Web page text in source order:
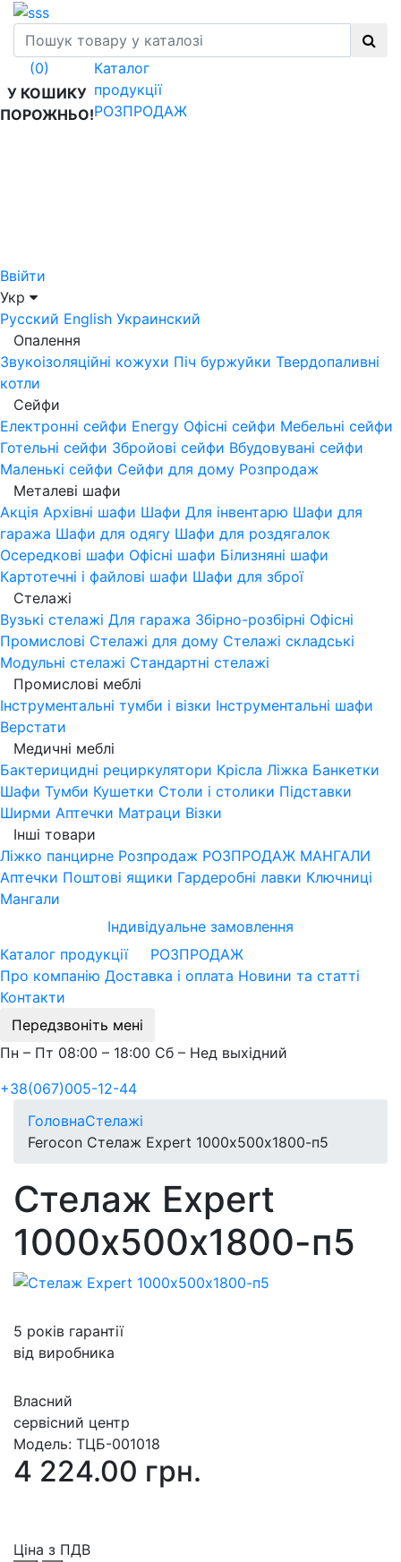
(0)
У КОШИКУ
ПОРОЖНЬО!
Каталог
продукції
РОЗПРОДАЖ
Ввійти
Укр
Русский English Украинский
Опалення
Звукоізоляційні кожухи Піч буржуйки Твердопаливні
котли
Сейфи
Електронні сейфи Energy Офісні сейфи Мебельні сейфи
Готельні сейфи Збройові сейфи Вбудовувані сейфи
Маленькі сейфи Сейфи для дому Розпродаж
Металеві шафи
Акція Архівні шафи Шафи Для інвентарю Шафи для
гаража Шафи для одягу Шафи для роздягалок
Осередкові шафи Офісні шафи Білизняні шафи
Картотечні і файлові шафи Шафи для зброї
Стелажі
Вузькі стелажі Для гаража Збірно-розбірні Офісні
Промислові Стелажі для дому Стелажі складські
Модульні стелажі Стандартні стелажі
Промислові меблі
Інструментальні тумби і візки Інструментальні шафи
Верстати
Медичні меблі
Бактерицидні рециркулятори Крісла Ліжка Банкетки
Шафи Тумби Кушетки Столи і столики Підставки
Ширми Аптечки Матраци Візки
Інші товари
Ліжко панцирне Розпродаж РОЗПРОДАЖ МАНГАЛИ
Аптечки Поштові ящики Гардеробні лавки Ключниці
Мангали
Індивідуальне замовлення
Каталог продукції
РОЗПРОДАЖ
Про компанію Доставка і оплата Новини та статті
Контакти
Передзвоніть мені
Пн – Пт 08:00 – 18:00 Сб – Нед выхідний
+38(067)005-12-44
ГоловнаСтелажі
Ferocon Стелаж Expert 1000х500х1800-п5
Стелаж Expert
1000х500х1800-п5
5 років гарантії
від виробника
Власний
сервісний центр
Модель: ТЦБ-001018
4 224.00 грн.
Ціна з ПДВ